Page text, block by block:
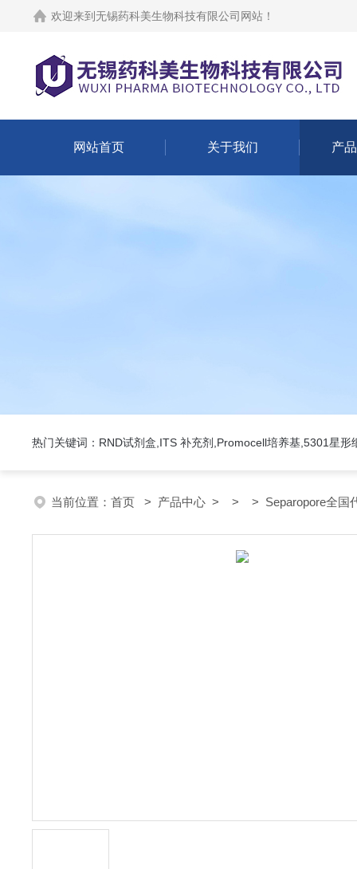
欢迎来到 无锡药科美生物科技有限公司网站 ！
网站首页 关于我们 产
热门关键词：RND试剂盒,ITS 补充剂,Promocell培养基,5301星形
当前位置： 首页 > 产品中心 > > > Separopore全国